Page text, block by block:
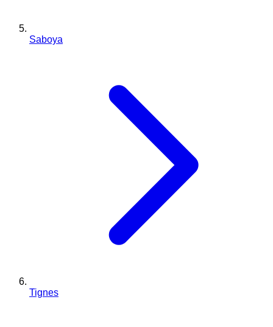
Saboya
Tignes